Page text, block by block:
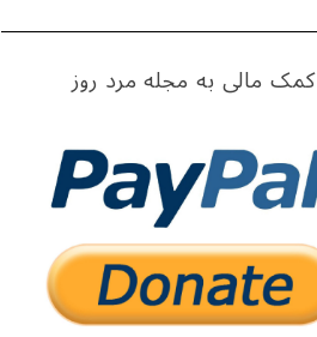
کمک مالی به مجله مرد روز